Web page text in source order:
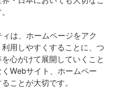
は、ホームページをアク
用しやすくすることに、つ
心がけて展開していくこと
Webサイト、ホームペー
ことが大切です。